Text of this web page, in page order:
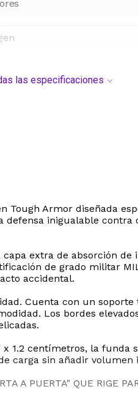
las especificaciones
Armor diseñada
inigualable
extra de absorción
de grado militar
accidental.
Cuenta con un
Los bordes
1.2 centímetros, la funda
carga sin añadir volumen
A PUERTA" QUE RIGE